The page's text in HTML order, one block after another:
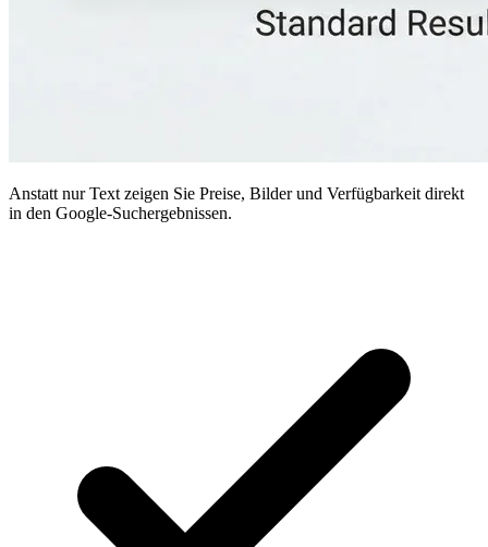
Anstatt nur Text zeigen Sie Preise, Bilder und Verfügbarkeit direkt
in den Google-Suchergebnissen.